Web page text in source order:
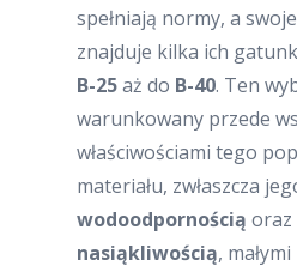
spełniają normy, a
znajduje kilka ich
B-25aż do B-40. Ten
warunkowany przede
właściwościami tego
materiału, zwłaszcza
wodoodpornością oraz
nasiąkliwością,